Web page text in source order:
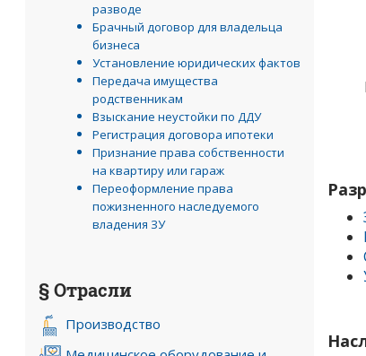
разводе
Брачный договор для владельца
бизнеса
Установление юридических фактов
Передача имущества
родственникам
Взыскание неустойки по ДДУ
Регистрация договора ипотеки
Признание права собственности
на квартиру или гараж
Переоформление права
пожизненного наследуемого
владения ЗУ
§ Отрасли
Производство